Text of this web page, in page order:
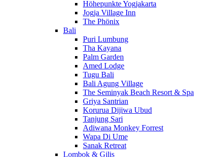
Höhepunkte Yogjakarta
Jogja Village Inn
The Phönix
Bali
Puri Lumbung
Tha Kayana
Palm Garden
Amed Lodge
Tugu Bali
Bali Agung Village
The Seminyak Beach Resort & Spa
Griya Santrian
Korurua Dijiwa Ubud
Tanjung Sari
Adiwana Monkey Forrest
Wapa Di Ume
Sanak Retreat
Lombok & Gilis